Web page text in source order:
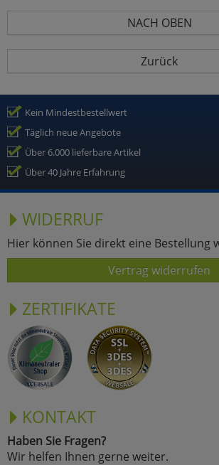
NACH OBEN
Zurück
Kein Mindestbestellwert
Täglich neue Angebote
Über 6.000 lieferbare Artikel
Über 40 Jahre Erfahrung
WIDERRUF
Hier können Sie direkt eine Bestellung
Vertrag widerrufen
ZERTIFIKATE
KONTAKT
Haben Sie Fragen?
Wir helfen Ihnen gerne weiter.